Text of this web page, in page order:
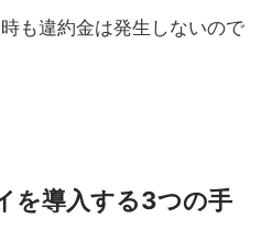
も違約金は発生しないので
を導入する3つの手